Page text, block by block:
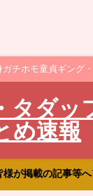
チホモ童貞ギング
タダッ
め速報
様が掲載の記事等